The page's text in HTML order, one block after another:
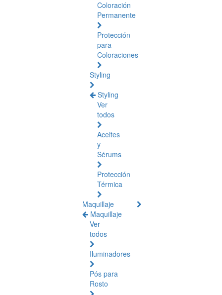
Coloración
Permanente
Protección
para
Coloraciones
Styling
Styling
Ver
todos
Aceites
y
Sérums
Protección
Térmica
Maquillaje
Maquillaje
Ver
todos
Iluminadores
Pós para
Rosto